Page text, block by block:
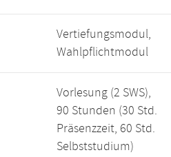
Vertiefungsmodul,
Wahlpflichtmodul
Vorlesung (2 SWS),
90 Stunden (30 Std.
Präsenzzeit, 60 Std.
Selbststudium)